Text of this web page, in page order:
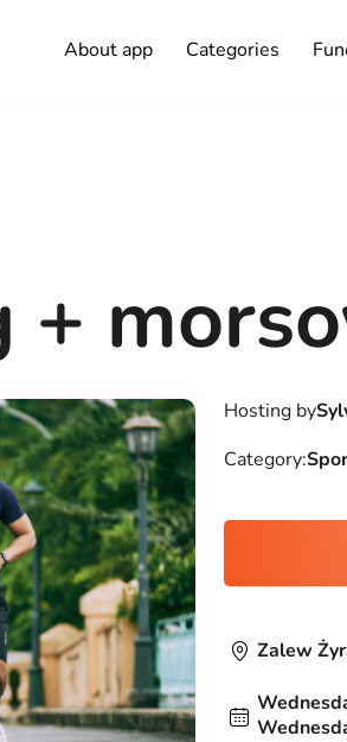
About app Categories
Hosting by
Category:
Zalew